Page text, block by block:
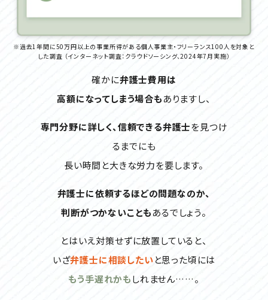
※過去1年間に50万円以上の事業所得がある個人事業主・フリーランス100人を対象と
した調査 （インターネット調査：クラウドソーシング、2024年7月実施）
確かに弁護士費用は
高額になってしまう場合もありますし、
専門分野に詳しく、信頼できる弁護士を見つけ
るまでにも
長い時間と大きな労力を要します。
弁護士に依頼するほどの問題なのか、
判断がつかないこともあるでしょう。
とはいえ対策せずに放置していると、
いざ弁護士に相談したいと思った頃には
もう手遅れかもしれません……。